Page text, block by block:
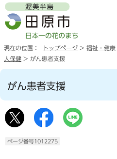
現在の位置： トップページ > 福祉・健康
人保健 > がん患者支援
がん患者支援
ページ番号1012275